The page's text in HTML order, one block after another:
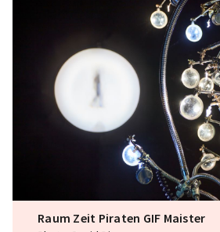
Raum Zeit Piraten GIF Maister